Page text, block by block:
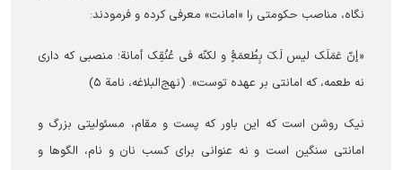
نگاه، مناصب حکومتی را «امانت» معرفی کرده و فرمودند:
«إنّ عَمَلَک لیس لَکَ بِطُعمَۀٍ و لکنّه فی عُنُقِک أمانة؛ منصبی که داری
نه طعمه، که امانتی بر عهده توست». (نهج‌البلاغه، نامة ۵)
نیک روشن است که این باور که پست و مقام، مسئولیتی بزرگ و
امانتی سنگین است و نه عنوانی برای کسب نان و نام، الگوها و